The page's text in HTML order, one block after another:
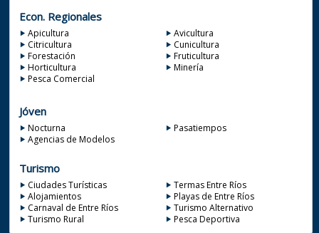
Econ. Regionales
Apicultura
Avicultura
Citricultura
Cunicultura
Forestación
Fruticultura
Horticultura
Minería
Pesca Comercial
Jóven
Nocturna
Pasatiempos
Agencias de Modelos
Turismo
Ciudades Turísticas
Termas Entre Ríos
Alojamientos
Playas de Entre Ríos
Carnaval de Entre Ríos
Turismo Alternativo
Turismo Rural
Pesca Deportiva